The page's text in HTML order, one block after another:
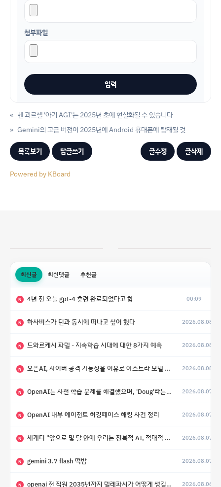
첨부파일
« 벤 괴르첼 '아기 AGI'는 2025년 초에 현실화될 수 있습니다
Gemini의 고급 버전이 2025년에 Android 휴대폰에 탑재될 것
»
목록보기 답글쓰기 글수정 글삭제
Powered by KBoard
최신글 최신댓글 추천글
N 4년 전 오늘 gpt-4 훈련 완료되었다고 함 00:09
N 하사비스가 딘과 동시에 떠나고 싶어 했다 2026.08.08
N 드와르케시 파텔 - 지속학습 시대에 대한 8가지 예측 2026.08.08
N 오픈AI, 사이버 공격 가능성을 이유로 아스트라 모델 출시 연기 2026.08.08
N OpenAI는 사전 학습 문제를 해결했으며, 'Doug'라는 코드명을 가진 훨씬 더 큰 모델을 활발히 개발 중 2026.08.07
N OpenAI 내부 에이전트 허깅페이스 해킹 사건 정리 2026.08.07
N 세게디 "앞으로 몇 달 안에 우리는 전복적 AI, 적대적 AI 둘 다 보게 될 것" 2026.08.07
N gemini 3.7 flash 떡밥 2026.08.07
N openai 전 직원 2035년까지 텔레파시가 어떻게 생길 수 있는지 2026.08.06